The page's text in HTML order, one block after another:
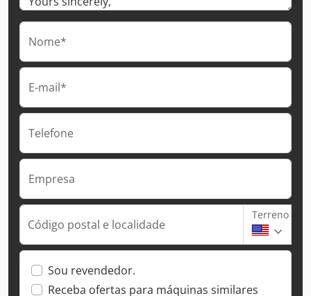
Nome*
E-mail*
Telefone
Empresa
Código postal e localidade
Terreno
Sou revendedor.
Receba ofertas para máquinas similares